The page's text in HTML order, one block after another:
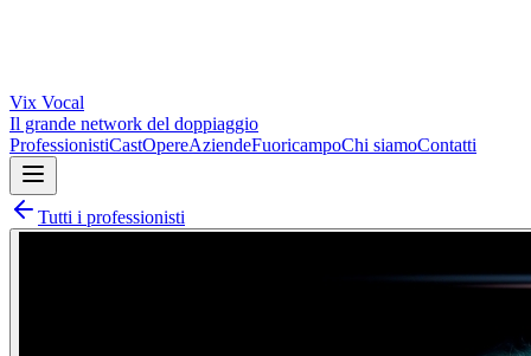
Vix Vocal
Il grande network del doppiaggio
ProfessionistiCastOpereAziendeFuoricampoChi siamoContatti
Tutti i professionisti